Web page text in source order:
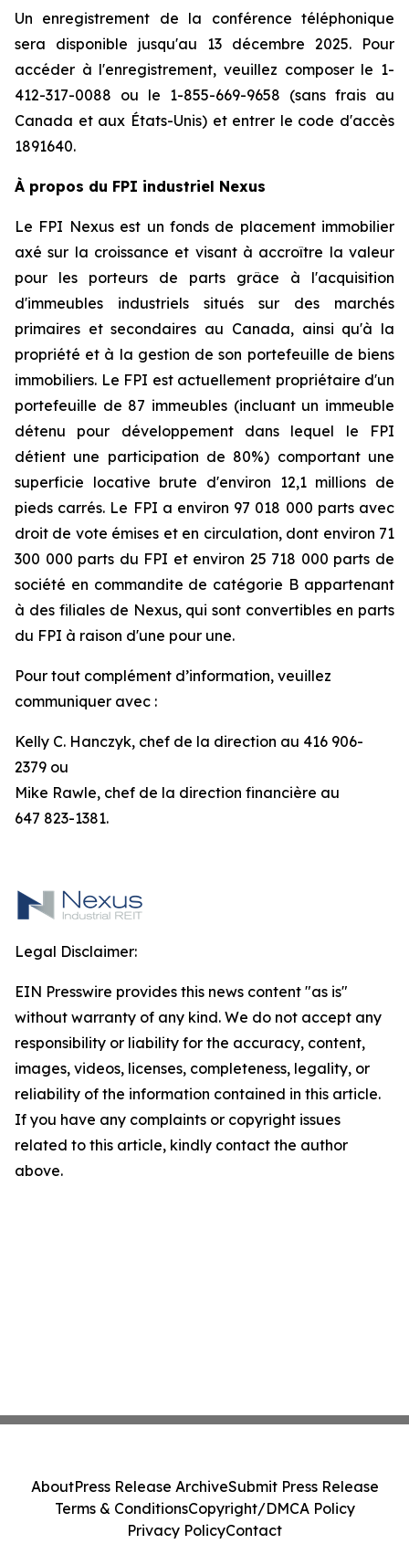
Un enregistrement de la conférence téléphonique
sera disponible jusqu'au 13 décembre 2025. Pour
accéder à l'enregistrement, veuillez composer le 1-
412-317-0088 ou le 1-855-669-9658 (sans frais au
Canada et aux États-Unis) et entrer le code d'accès
1891640.
À propos du FPI industriel Nexus
Le FPI Nexus est un fonds de placement immobilier
axé sur la croissance et visant à accroître la valeur
pour les porteurs de parts grâce à l'acquisition
d'immeubles industriels situés sur des marchés
primaires et secondaires au Canada, ainsi qu'à la
propriété et à la gestion de son portefeuille de biens
immobiliers. Le FPI est actuellement propriétaire d'un
portefeuille de 87 immeubles (incluant un immeuble
détenu pour développement dans lequel le FPI
détient une participation de 80%) comportant une
superficie locative brute d'environ 12,1 millions de
pieds carrés. Le FPI a environ 97 018 000 parts avec
droit de vote émises et en circulation, dont environ 71
300 000 parts du FPI et environ 25 718 000 parts de
société en commandite de catégorie B appartenant
à des filiales de Nexus, qui sont convertibles en parts
du FPI à raison d'une pour une.
Pour tout complément d’information, veuillez
communiquer avec :
Kelly C. Hanczyk, chef de la direction au 416 906-
2379 ou
Mike Rawle, chef de la direction financière au
647 823-1381.
Legal Disclaimer:
EIN Presswire provides this news content "as is"
without warranty of any kind. We do not accept any
responsibility or liability for the accuracy, content,
images, videos, licenses, completeness, legality, or
reliability of the information contained in this article.
If you have any complaints or copyright issues
related to this article, kindly contact the author
above.
AboutPress Release ArchiveSubmit Press Release
Terms & ConditionsCopyright/DMCA Policy
Privacy PolicyContact